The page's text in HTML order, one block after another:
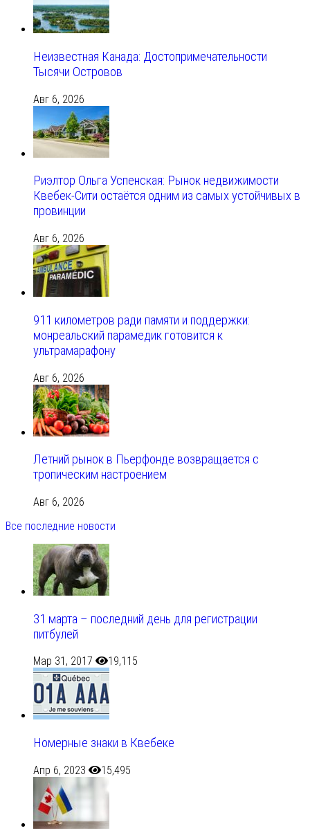
Неизвестная Канада: Достопримечательности
Тысячи Островов
Авг 6, 2026
Риэлтор Ольга Успенская: Рынок недвижимости
Квебек-Сити остаётся одним из самых устойчивых в
провинции
Авг 6, 2026
911 километров ради памяти и поддержки:
монреальский парамедик готовится к
ультрамарафону
Авг 6, 2026
Летний рынок в Пьерфонде возвращается с
тропическим настроением
Авг 6, 2026
Все последние новости
31 марта – последний день для регистрации
питбулей
Мар 31, 2017 19,115
Номерные знаки в Квебеке
Апр 6, 2023 15,495